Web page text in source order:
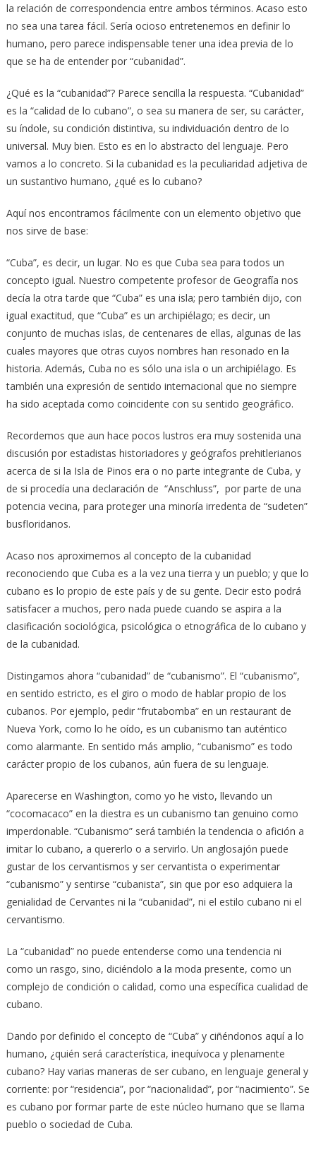
la relación de correspondencia entre ambos términos. Acaso esto
no sea una tarea fácil. Sería ocioso entretenemos en definir lo
humano, pero parece indispensable tener una idea previa de lo
que se ha de entender por “cubanidad”.
¿Qué es la “cubanidad”? Parece sencilla la respuesta. “Cubanidad”
es la “calidad de lo cubano”, o sea su manera de ser, su carácter,
su índole, su condición distintiva, su individuación dentro de lo
universal. Muy bien. Esto es en lo abstracto del lenguaje. Pero
vamos a lo concreto. Si la cubanidad es la peculiaridad adjetiva de
un sustantivo humano, ¿qué es lo cubano?
Aquí nos encontramos fácilmente con un elemento objetivo que
nos sirve de base:
“Cuba”, es decir, un lugar. No es que Cuba sea para todos un
concepto igual. Nuestro competente profesor de Geografía nos
decía la otra tarde que “Cuba” es una isla; pero también dijo, con
igual exactitud, que “Cuba” es un archipiélago; es decir, un
conjunto de muchas islas, de centenares de ellas, algunas de las
cuales mayores que otras cuyos nombres han resonado en la
historia. Además, Cuba no es sólo una isla o un archipiélago. Es
también una expresión de sentido internacional que no siempre
ha sido aceptada como coincidente con su sentido geográfico.
Recordemos que aun hace pocos lustros era muy sostenida una
discusión por estadistas historiadores y geógrafos prehitlerianos
acerca de si la Isla de Pinos era o no parte integrante de Cuba, y
de si procedía una declaración de “Anschluss”, por parte de una
potencia vecina, para proteger una minoría irredenta de “sudeten”
busfloridanos.
Acaso nos aproximemos al concepto de la cubanidad
reconociendo que Cuba es a la vez una tierra y un pueblo; y que lo
cubano es lo propio de este país y de su gente. Decir esto podrá
satisfacer a muchos, pero nada puede cuando se aspira a la
clasificación sociológica, psicológica o etnográfica de lo cubano y
de la cubanidad.
Distingamos ahora “cubanidad” de “cubanismo”. El “cubanismo”,
en sentido estricto, es el giro o modo de hablar propio de los
cubanos. Por ejemplo, pedir “frutabomba” en un restaurant de
Nueva York, como lo he oído, es un cubanismo tan auténtico
como alarmante. En sentido más amplio, “cubanismo” es todo
carácter propio de los cubanos, aún fuera de su lenguaje.
Aparecerse en Washington, como yo he visto, llevando un
“cocomacaco” en la diestra es un cubanismo tan genuino como
imperdonable. “Cubanismo” será también la tendencia o afición a
imitar lo cubano, a quererlo o a servirlo. Un anglosajón puede
gustar de los cervantismos y ser cervantista o experimentar
“cubanismo” y sentirse “cubanista”, sin que por eso adquiera la
genialidad de Cervantes ni la “cubanidad”, ni el estilo cubano ni el
cervantismo.
La “cubanidad” no puede entenderse como una tendencia ni
como un rasgo, sino, diciéndolo a la moda presente, como un
complejo de condición o calidad, como una específica cualidad de
cubano.
Dando por definido el concepto de “Cuba” y ciñéndonos aquí a lo
humano, ¿quién será característica, inequívoca y plenamente
cubano? Hay varias maneras de ser cubano, en lenguaje general y
corriente: por “residencia”, por “nacionalidad”, por “nacimiento”. Se
es cubano por formar parte de este núcleo humano que se llama
pueblo o sociedad de Cuba.